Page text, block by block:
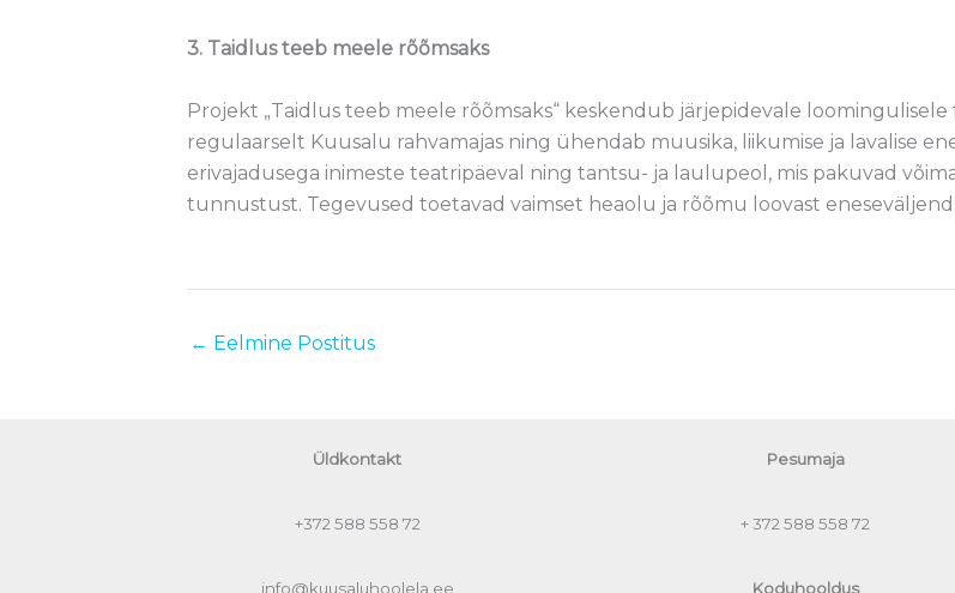
3. Taidlus teeb meele rõõmsaks
Projekt „Taidlus teeb meele rõõmsaks“ keskendub järjepidevale
regulaarselt Kuusalu rahvamajas ning ühendab muusika, liikumise ja lavalise
erivajadusega inimeste teatripäeval ning tantsu- ja laulupeol, mis pakuvad
tunnustust. Tegevused toetavad vaimset heaolu ja rõõmu loovast
← Eelmine Postitus
Üldkontakt
+372 588 558 72
info@kuusaluhoolela.ee
Pesumaja
+ 372 588 558 72
Koduhooldus